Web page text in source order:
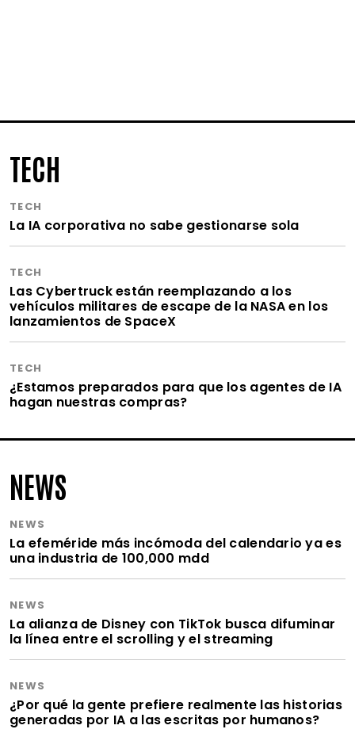
TECH
TECH
La IA corporativa no sabe gestionarse sola
TECH
Las Cybertruck están reemplazando a los
vehículos militares de escape de la NASA en los
lanzamientos de SpaceX
TECH
¿Estamos preparados para que los agentes de IA
hagan nuestras compras?
NEWS
NEWS
La efeméride más incómoda del calendario ya es
una industria de 100,000 mdd
NEWS
La alianza de Disney con TikTok busca difuminar
la línea entre el scrolling y el streaming
NEWS
¿Por qué la gente prefiere realmente las historias
generadas por IA a las escritas por humanos?